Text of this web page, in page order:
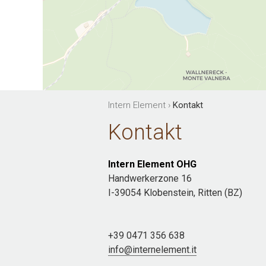
Intern Element › Kontakt
Kontakt
Intern Element OHG
Handwerkerzone 16
I-39054 Klobenstein, Ritten (BZ)
+39 0471 356 638
info@internelement.it